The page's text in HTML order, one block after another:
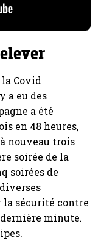
Covid
a eu des
a été
en 48 heures,
nouveau trois
soirée de la
soirées de
sécurité contre
minute.